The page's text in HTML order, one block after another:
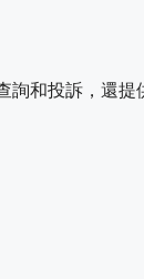
詢和投訴，還提